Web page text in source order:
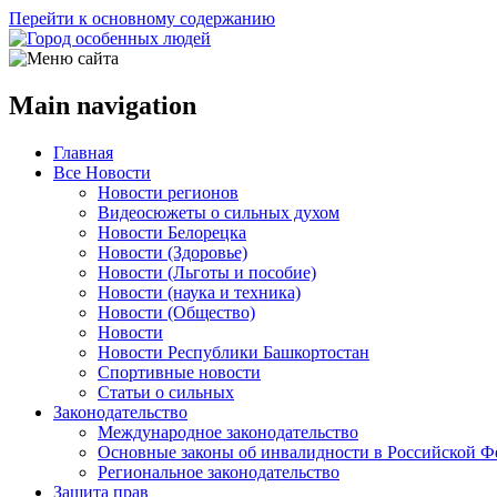
Перейти к основному содержанию
Main navigation
Главная
Все Новости
Новости регионов
Видеосюжеты о сильных духом
Новости Белорецка
Новости (Здоровье)
Новости (Льготы и пособие)
Новости (наука и техника)
Новости (Общество)
Новости
Новости Республики Башкортостан
Спортивные новости
Статьи о сильных
Законодательство
Международное законодательство
Основные законы об инвалидности в Российской
Региональное законодательство
Защита прав